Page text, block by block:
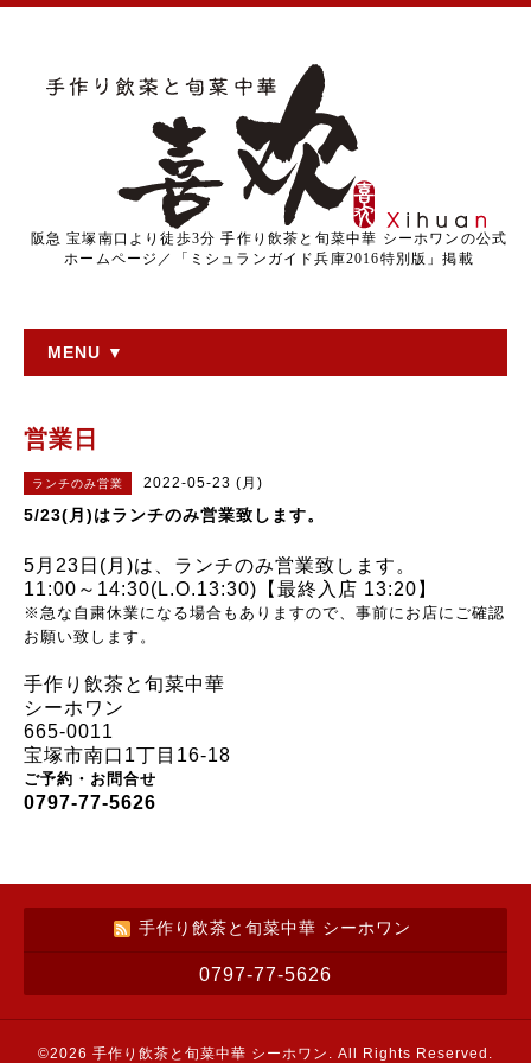
阪急 宝塚南口より徒歩3分 手作り飲茶と旬菜中華 シーホワンの公式
ホームページ／「ミシュランガイド兵庫2016特別版」掲載
MENU ▼
営業日
ランチのみ営業 2022-05-23 (月)
5/23(月)はランチのみ営業致します。
5月23日(月)は、 ランチのみ営業致します。
11:00～14:30(L.O.13:30)【最終入店 13:20】
※急な自粛休業になる場合もありますので、事前にお店にご確認
お願い致します。
手作り飲茶と旬菜中華
シーホワン
665-0011
宝塚市南口1丁目16-18
ご予約・お問合せ
0797-77-5626
手作り飲茶と旬菜中華 シーホワン
0797-77-5626
©2026 手作り飲茶と旬菜中華 シーホワン . All Rights Reserved.